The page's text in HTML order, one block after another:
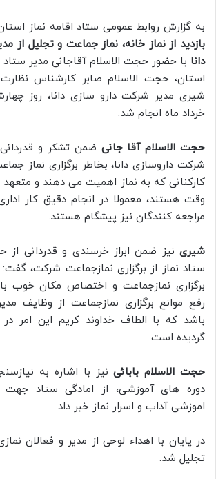
به گزارش روابط عمومی ستاد اقامه نماز
بازدید از نماز خانه، نماز جماعت و تجلیل از
دانا با حضور حجت الاسلام آقاجانی مدیر ستاد
استان، حجت الاسلام صابر کارشناس نظارت
شیری مدیر شرکت دارو سازی دانا، روز
خرداد ماه انجام شد.
حجت الاسلام آقا جانی ضمن تشکر و قدردانی
شرکت داروسازی دانا، بخاطر برگزاری نماز
کارکنانی که به نماز اهمیت می دهند و متعهد
وقت هستند، معمولا در انجام دقیق کار
مراجعه کنندگان نیز پیشگام هستند.
شیری نیز ضمن ابراز خرسندی و قدردانی از
ستاد نماز از برگزاری نمازجماعت شرکت، گفت:
برگزاری نمازجماعت و اختصاص مکان خوب با
رفع موانع برگزاری نمازجماعت از وظایف
باشد که با الطاف خداوند کریم این امر
گردیده است.
حجت الاسلام بابائینیز با اشاره به
دوره های آموزشی، از امادگی ستاد جهت
اموزشی آداب و اسرار نماز خبر داد.
در پایان با اهداء لوحی از مدیر و فعالان
تجلیل شد.